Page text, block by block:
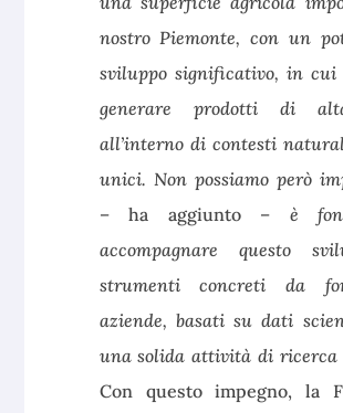
nostro Piemonte, con un
sviluppo significativo, in cui
generare prodotti di
all’interno di contesti
unici. Non possiamo però
–ha aggiunto – è
accompagnare questo
strumenti concreti da
aziende, basati su dati
una solida attività di ricerca
Con questo impegno, la